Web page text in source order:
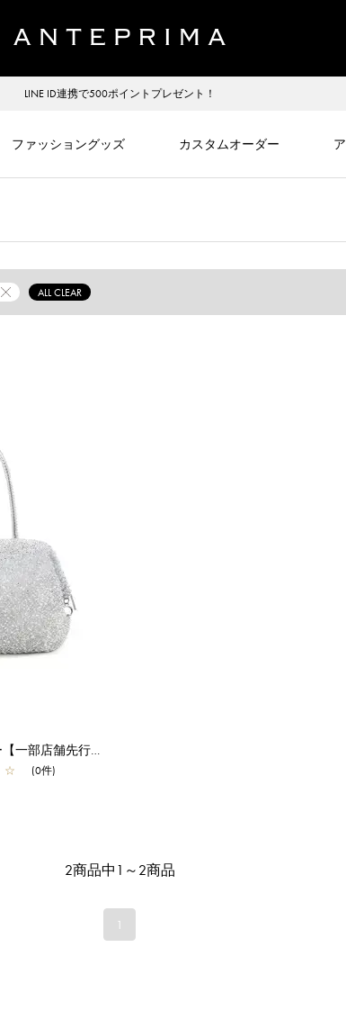
LINE ID連携で500ポイントプレゼント！
ファッショングッズ カスタムオーダー
ALL CLEAR
パッケット/ラージ/シルバー【一部店舗先行販売商品】
☆ (0件)
2商品中1～2商品
1